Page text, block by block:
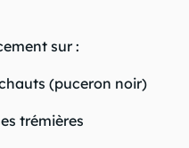
sur :
(puceron noir)
trémières